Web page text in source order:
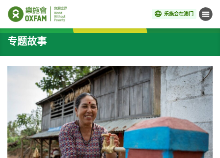
乐施会在澳门 菜单
开始主要内容
专题故事